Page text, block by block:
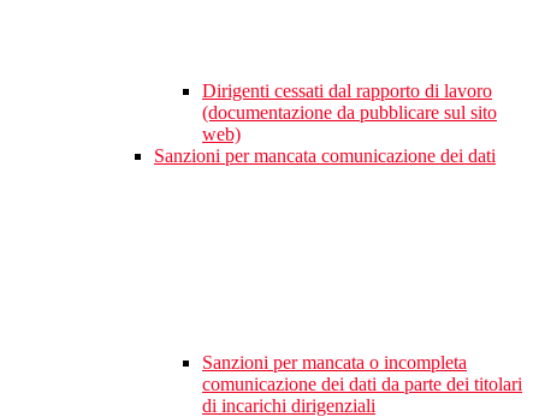
Dirigenti cessati dal rapporto di lavoro
(documentazione da pubblicare sul sito
web)
Sanzioni per mancata comunicazione dei dati
Sanzioni per mancata o incompleta
comunicazione dei dati da parte dei titolari
di incarichi dirigenziali